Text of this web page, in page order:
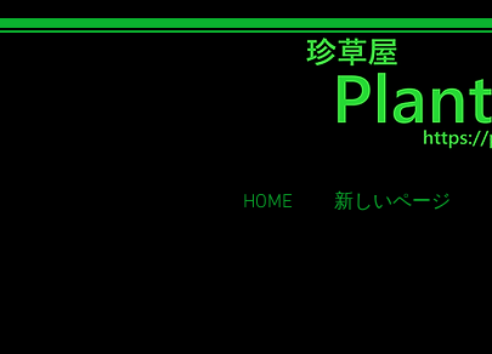
Rare grass shop
HOME 新しいページ